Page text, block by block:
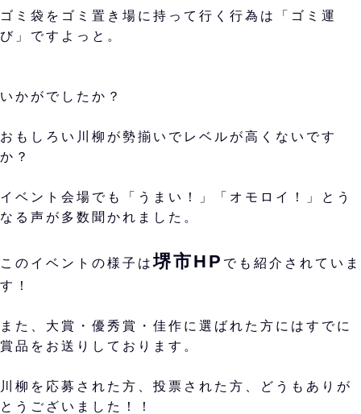
ゴミ袋をゴミ置き場に持って行く行為は「ゴミ運
び」ですよっと。
いかがでしたか？
おもしろい川柳が勢揃いでレベルが高くないです
か？
イベント会場でも「うまい！」「オモロイ！」とう
なる声が多数聞かれました。
このイベントの様子は堺市HP でも紹介されていま
す！
また、大賞・優秀賞・佳作に選ばれた方にはすでに
賞品をお送りしております。
川柳を応募された方、投票された方、どうもありが
とうございました！！